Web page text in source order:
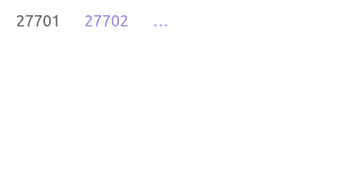
27701
27702 …